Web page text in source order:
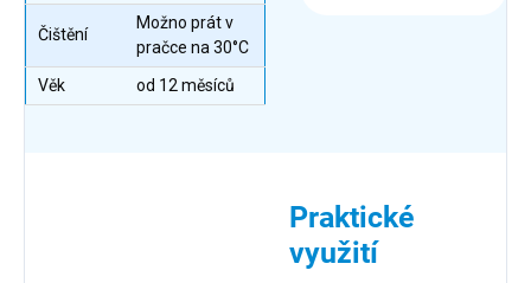
Čištění
Možno prát v
pračce na 30°C
Věk
od 12 měsíců
Praktické
využití